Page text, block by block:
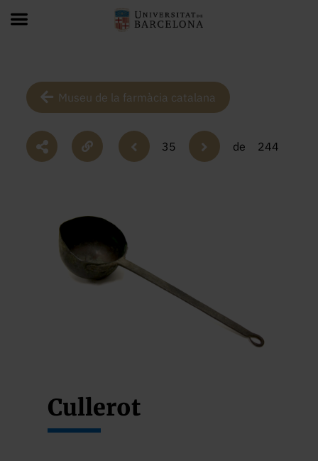
Museu de la farmàcia catalana
35 de 244
Cullerot